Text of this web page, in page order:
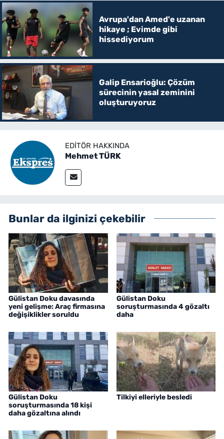
Avrupa'dan Amed'e uzanan
hikaye ; Evimde gibi
hissediyorum
Galip Ensarioğlu: Çözüm
sürecinin yasal zeminini
oluşturuyoruz
EDITÖR HAKKINDA
Mehmet TÜRK
Bunlar da ilginizi çekebilir
Gülistan Doku davasında
yeni gelişme: Araç firmasına
değişiklikler soruldu
Gülistan Doku
soruşturmasında 4 gözaltı
daha
Gülistan Doku
soruşturmasında 18 kişi
daha gözaltına alındı
Tilkiyi elleriyle besledi